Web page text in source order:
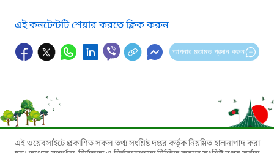
এই কনটেন্টটি শেয়ার করতে ক্লিক করুন
আপনার মতামত প্রদান করুন
এই ওয়েবসাইটে প্রকাশিত সকল তথ্য সংশ্লিষ্ট দপ্তর কর্তৃক নিয়মিত হালনাগাদ করা